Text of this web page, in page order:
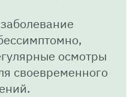
осмотры
своевременного